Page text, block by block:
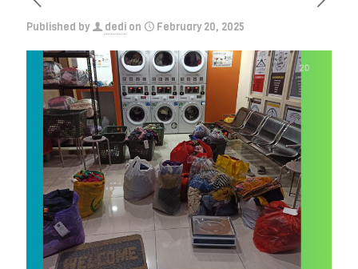
Published by dedi on February 20, 2025